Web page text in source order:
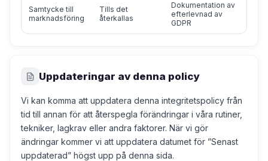
Samtycke till
marknadsföring
Tills det
återkallas
Dokumentation av
efterlevnad av
GDPR
Uppdateringar av denna policy
Vi kan komma att uppdatera denna integritetspolicy från
tid till annan för att återspegla förändringar i våra rutiner,
tekniker, lagkrav eller andra faktorer. När vi gör
ändringar kommer vi att uppdatera datumet för ”Senast
uppdaterad” högst upp på denna sida.